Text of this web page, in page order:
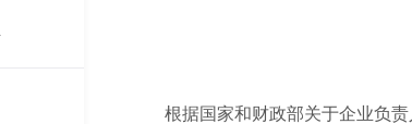
根据国家和财政部关于企业负责